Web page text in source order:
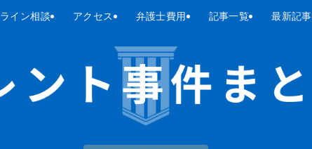
ライン相談 アクセス 弁護士費用 記事一覧 最新記事